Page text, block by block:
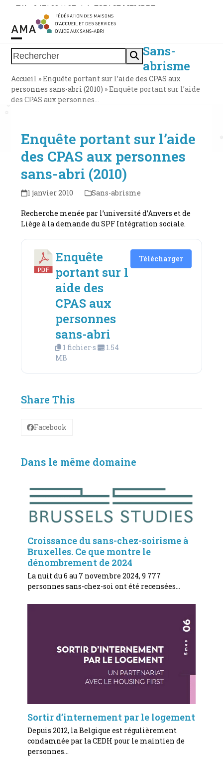
Skip
content
Tél. : 0471 38 11 37 | | ESPACE MEMBRE
Rechercher
Open
mobile
menu
Close
mobile
menu
Sans-
abrisme
Accueil »Enquête portant sur l’aide des CPAS aux
personnes sans-abri (2010) »Enquête portant sur l’aide
des CPAS aux personnes…
Enquête portant sur l’aide
des CPAS aux personnes
sans-abri (2010)
1 janvier 2010 Sans-abrisme
Recherche menée par l’université d’Anvers et de
Liège à la demande du SPF Intégration sociale.
Enquête
portant sur l
aide des
CPAS aux
personnes
sans-abri
1 fichier·s
1.54
MB
Télécharger
Share This
Facebook
Dans le même domaine
Croissance du sans-chez-soirisme à
Bruxelles. Ce que montre le
dénombrement de 2024
La nuit du 6 au 7 novembre 2024, 9 777
personnes sans-chez-soi ont été recensées…
Sortir d’internement par le logement
Depuis 2012, la Belgique est régulièrement
condamnée par la CEDH pour le maintien de
personnes…